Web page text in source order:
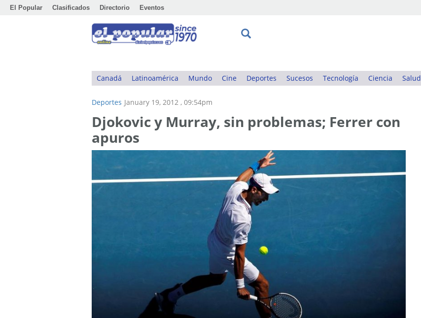
El Popular Clasificados Directorio Eventos
Canadá Latinoamérica Mundo Cine Deportes Sucesos Tecnología Ciencia Salud
Deportes January 19, 2012 , 09:54pm
Djokovic y Murray, sin problemas; Ferrer con
apuros